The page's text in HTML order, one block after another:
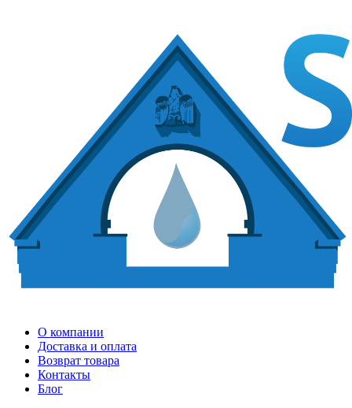
О компании
Доставка и оплата
Возврат товара
Контакты
Блог